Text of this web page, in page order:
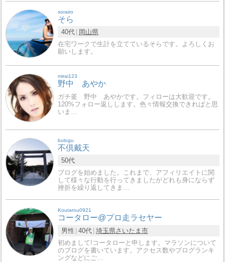
sorairo
そら
40代
岡山県
在宅ワークで生計を立てているそらです。よろしくお
願いします。
mirai123
野中 あやか
ガチ釜 野中 あやかです。フィローは大歓迎です。
120%フォロー返しします。色々情報交換できればと思
いま…
bulogu
不倶戴天
50代
ブログを始めました。これまで、アフィリエイトに関
して様々な行動を行ってきましたがどれも身にならず
挫折を繰り返してきま…
Koutarou0921
コータロー@プロ走ラセヤー
男性 40代 埼玉県さいたま市
初めまして!コータローと申します。マラソンについて
のブログを書いています。アクセス数やブログランキ
ングなどにご…